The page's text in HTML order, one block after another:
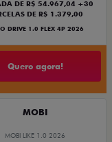
DE R$ 54.967,04 +30
DE R$ 1.379,00
DRIVE 1.0 FLEX 4P 2026
Quero agora!
MOBI
MOBI LIKE 1.0 2026